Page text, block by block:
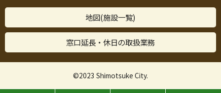
地図(施設一覧)
窓口延長・休日の取扱業務
©2023 Shimotsuke City.